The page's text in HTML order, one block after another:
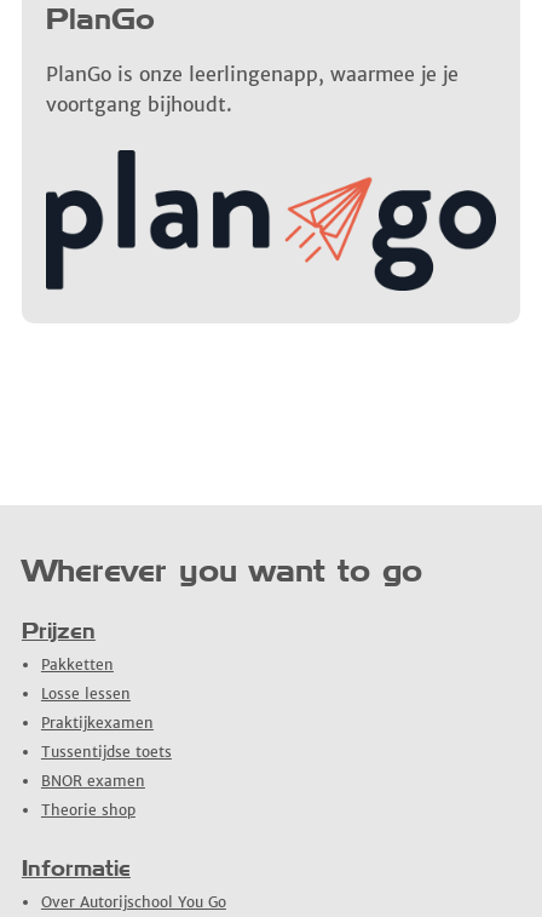
PlanGo
PlanGo is onze leerlingenapp, waarmee je je
voortgang bijhoudt.
Wherever you want to go
Prijzen
Pakketten
Losse lessen
Praktijkexamen
Tussentijdse toets
BNOR examen
Theorie shop
Informatie
Over Autorijschool You Go